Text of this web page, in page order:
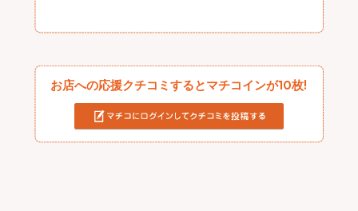
お店への応援クチコミするとマチコインが10枚!